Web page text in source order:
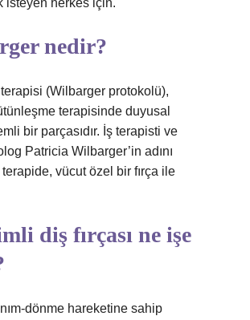
isteyen herkes için.
nedir?
terapisi (Wilbarger protokolü),
terapisinde duyusal
bir parçasıdır. İş terapisti ve
Patricia Wilbarger’in adını
terapide, vücut özel bir fırça ile
diş fırçası ne işe
dönme hareketine sahip